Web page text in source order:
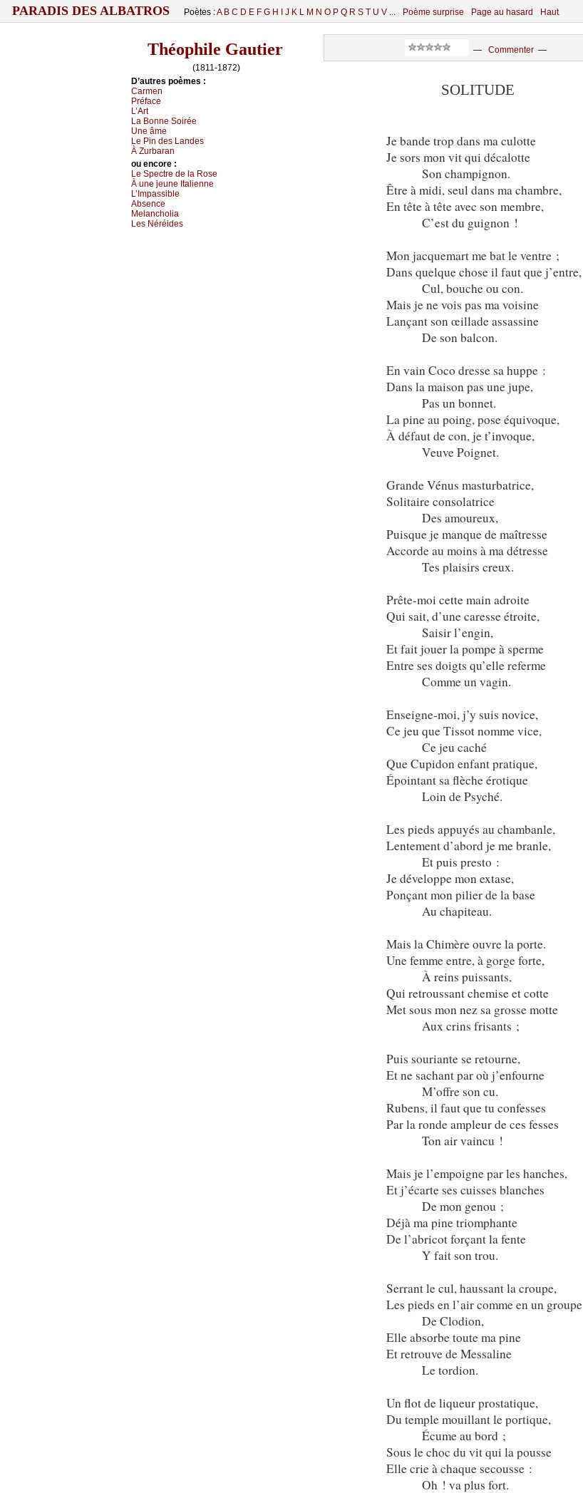
PARADIS DES ALBATROS Poètes :A B C D E F G H J K L M N O P Q R S T U V ... Poème surprise Page au hasard Haut
Théophile Gautier
(1811-1872)
D’autrеs pоèmеs :
Саrmеn
Ρréfасе
L’Αrt
Lа Βоnnе Sоiréе
Unе âmе
Lе Ρin dеs Lаndеs
À Zurbаrаn
оu еncоrе :
Lе Spесtrе dе lа Rоsе
À unе јеunе Ιtаliеnnе
L’Ιmpаssiblе
Αbsеnсе
Μеlаnсhоliа
Lеs Νéréidеs
— Commenter—
SOLITUDE
Je bande trop dans ma culotte
Je sors mon vit qui décalotte
Son champignon.
Être à midi, seul dans ma chambre,
En tête à tête avec son membre,
C’est du guignon !
Mon jacquemart me bat le ventre ;
Dans quelque chose il faut que j’entre,
Cul, bouche ou con.
Mais je ne vois pas ma voisine
Lançant son œillade assassine
De son balcon.
En vain Coco dresse sa huppe :
Dans la maison pas une jupe,
Pas un bonnet.
La pine au poing, pose équivoque,
À défaut de con, je t’invoque,
Veuve Poignet.
Grande Vénus masturbatrice,
Solitaire consolatrice
Des amoureux,
Puisque je manque de maîtresse
Accorde au moins à ma détresse
Tes plaisirs creux.
Prête-moi cette main adroite
Qui sait, d’une caresse étroite,
Saisir l’engin,
Et fait jouer la pompe à sperme
Entre ses doigts qu’elle referme
Comme un vagin.
Enseigne-moi, j’y suis novice,
Ce jeu que Tissot nomme vice,
Ce jeu caché
Que Cupidon enfant pratique,
Épointant sa flèche érotique
Loin de Psyché.
Les pieds appuyés au chambanle,
Lentement d’abord je me branle,
Et puis presto :
Je développe mon extase,
Ponçant mon pilier de la base
Au chapiteau.
Mais la Chimère ouvre la porte.
Une femme entre, à gorge forte,
À reins puissants,
Qui retroussant chemise et cotte
Met sous mon nez sa grosse motte
Aux crins frisants ;
Puis souriante se retourne,
Et ne sachant par où j’enfourne
M’offre son cu.
Rubens, il faut que tu confesses
Par la ronde ampleur de ces fesses
Ton air vaincu !
Mais je l’empoigne par les hanches,
Et j’écarte ses cuisses blanches
De mon genou ;
Déjà ma pine triomphante
De l’abricot forçant la fente
Y fait son trou.
Serrant le cul, haussant la croupe,
Les pieds en l’air comme en un groupe
De Clodion,
Elle absorbe toute ma pine
Et retrouve de Messaline
Le tordion.
Un flot de liqueur prostatique,
Du temple mouillant le portique,
Écume au bord ;
Sous le choc du vit qui la pousse
Elle crie à chaque secousse :
Oh ! va plus fort.